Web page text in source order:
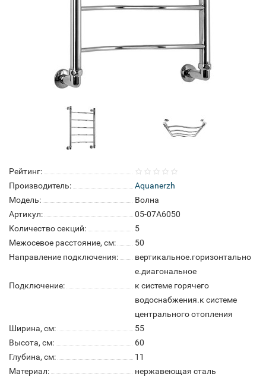
Рейтинг:
Производитель:
Aquanerzh
Модель:
Волна
Артикул:
05-07A6050
Количество секций:
5
Межосевое расстояние, см:
50
Направление подключения:
вертикальное.горизонтально
е.диагональное
Подключение:
к системе горячего
водоснабжения.к системе
центрального отопления
Ширина, см:
55
Высота, см:
60
Глубина, см:
11
Материал:
нержавеющая сталь